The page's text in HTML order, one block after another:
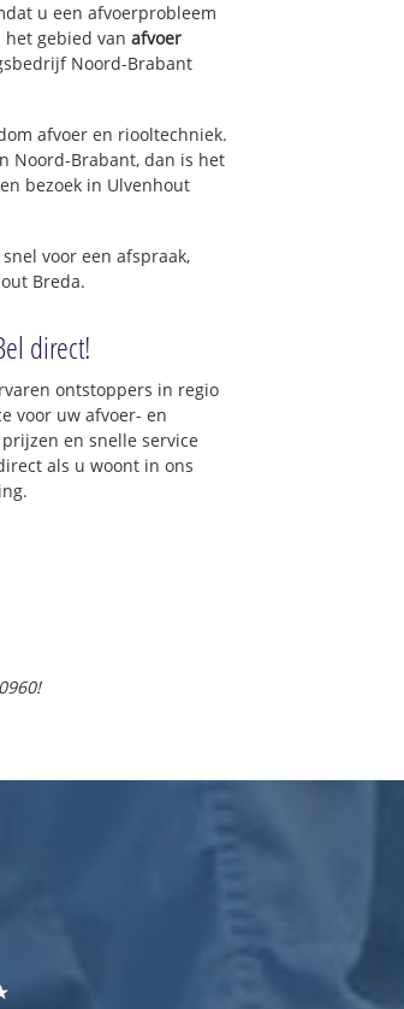
u een afvoerprobleem
gebied van afvoer
Noord-Brabant
afvoer en riooltechniek.
Noord-Brabant, dan is het
bezoek in Ulvenhout
voor een afspraak,
Breda.
direct!
ontstoppers in regio
voor uw afvoer- en
en snelle service
als u woont in ons